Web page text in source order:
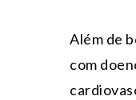
Além de
com